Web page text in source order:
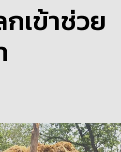
เข้าช่วย